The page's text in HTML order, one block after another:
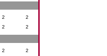
2 2
2 2
2 2